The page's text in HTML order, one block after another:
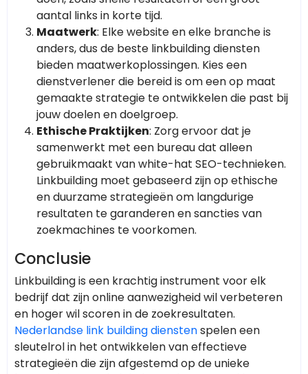
aantal links in korte tijd.
Maatwerk: Elke website en elke branche is
anders, dus de beste linkbuilding diensten
bieden maatwerkoplossingen. Kies een
dienstverlener die bereid is om een op maat
gemaakte strategie te ontwikkelen die past bij
jouw doelen en doelgroep.
Ethische Praktijken: Zorg ervoor dat je
samenwerkt met een bureau dat alleen
gebruikmaakt van white-hat SEO-technieken.
Linkbuilding moet gebaseerd zijn op ethische
en duurzame strategieën om langdurige
resultaten te garanderen en sancties van
zoekmachines te voorkomen.
Conclusie
Linkbuilding is een krachtig instrument voor elk
bedrijf dat zijn online aanwezigheid wil verbeteren
en hoger wil scoren in de zoekresultaten.
Nederlandse link building dienstenspelen een
sleutelrol in het ontwikkelen van effectieve
strategieën die zijn afgestemd op de unieke